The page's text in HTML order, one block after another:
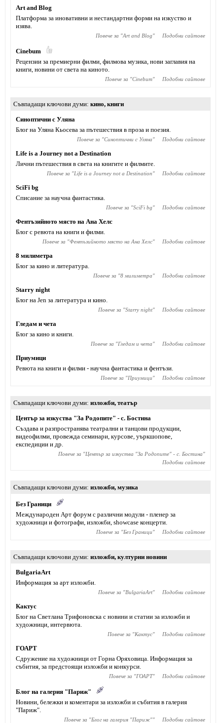
Art and Blog
Платформа за иновативни и нестандартни форми на изкуство и
изява.
Повече за "Art and Blog" Подобни сайтове
Cinebum
Рецензии за премиерни филми, филмова музика, нови заглавия на
книги, новини от света на киното.
Повече за "Cinebum" Подобни сайтове
Съвпадащи ключови думи кино, книги
Синоптични с Уляна
Блог на Уляна Кьосева за пътешествия в проза и поезия.
Повече за "Синоптични с Уляна" Подобни сайтове
Life is a Journey not a Destination
Лични пътешествия в света на книгите и филмите.
Повече за "Life is a Journey not a Destination" Подобни сайтове
SciFi bg
Списание за научна фантастика.
Повече за "SciFi bg" Подобни сайтове
Фентъзийното място на Ана Хелс
Блог с ревюта на книги и филми.
Повече за "Фентъзийното място на Ана Хелс" Подобни сайтове
8 милиметра
Блог за кино и литература.
Повече за "8 милиметра" Подобни сайтове
Starry night
Блог на Jen за литература и кино.
Повече за "Starry night" Подобни сайтове
Гледам и чета
Блог за кино и книги.
Повече за "Гледам и чета" Подобни сайтове
Приумици
Ревюта на книги и филми - научна фантастика и фентъзи.
Повече за "Приумици" Подобни сайтове
Съвпадащи ключови думи изложби, театър
Център за изкуства "За Родопите" - с. Бостина
Създава и разпространява театрални и танцови продукции,
видеофилми, провежда семинари, курсове, уъркшопове,
експедиции и др.
Повече за "Център за изкуства "За Родопите" - с. Бостина"
Подобни сайтове
Съвпадащи ключови думи изложби, музика
Без Граници
Международен Арт форум с различни модули - пленер за
художници и фотографи, изложби, showcase концерти.
Повече за "Без Граници" Подобни сайтове
Съвпадащи ключови думи изложби, културни новини
BulgariaArt
Информация за арт изложби.
Повече за "BulgariaArt" Подобни сайтове
Кактус
Блог на Светлана Трифоновска с новини и статии за изложби и
художници, интервюта.
Повече за "Кактус" Подобни сайтове
ГОАРТ
Сдружение на художници от Горна Оряховица. Информация за
събития, за предстоящи изложби и конкурси.
Повече за "ГОАРТ" Подобни сайтове
Блог на галерия "Париж"
Новини, бележки и коментари за изложби и събития в галерия
"Париж".
Повече за "Блог на галерия "Париж"" Подобни сайтове